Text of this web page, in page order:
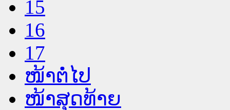
15
16
17
ໜ້າຕໍ່ໄປ
ໜ້າສຸດທ້າຍ